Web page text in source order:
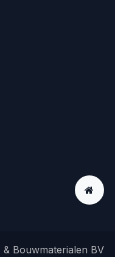
Bouwmaterialen BV